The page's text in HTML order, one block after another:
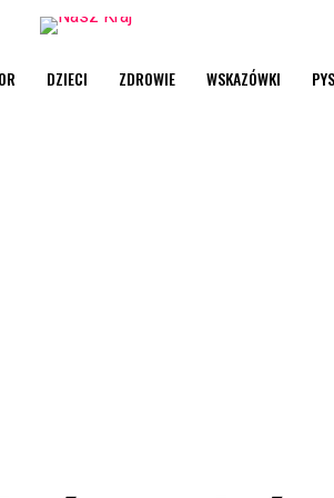
DZIECI ZDROWIE WSKAZÓWKI